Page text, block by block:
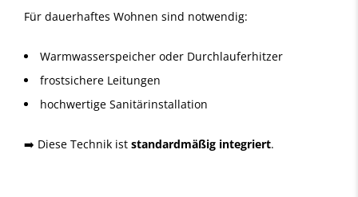
Für dauerhaftes Wohnen sind notwendig:
Warmwasserspeicher oder Durchlauferhitzer
frostsichere Leitungen
hochwertige Sanitärinstallation
➡️ Diese Technik ist standardmäßig integriert.